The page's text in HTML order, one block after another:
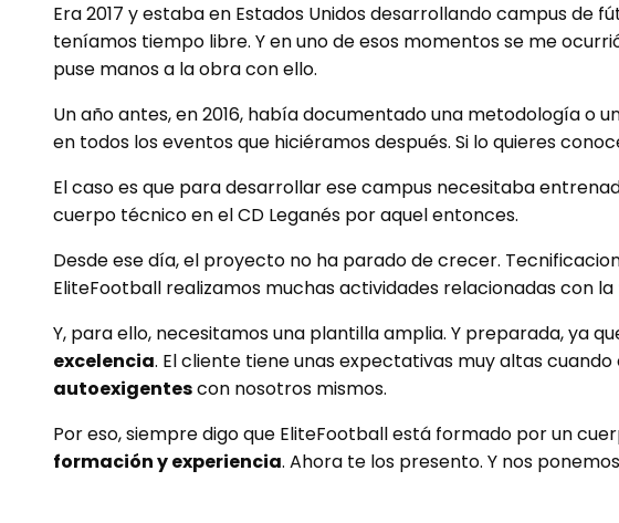
Era 2017 y estaba en Estados Unidos desarrollando campus de
teníamos tiempo libre. Y en uno de esos momentos se me
puse manos a la obra con ello.
Un año antes, en 2016, había documentado una metodología o
en todos los eventos que hiciéramos después. Si lo quieres
El caso es que para desarrollar ese campus necesitaba
cuerpo técnico en el CD Leganés por aquel entonces.
Desde ese día, el proyecto no ha parado de crecer.
EliteFootball realizamos muchas actividades relacionadas con la
Y, para ello, necesitamos una plantilla amplia. Y preparada, ya
excelencia. El cliente tiene unas expectativas muy altas
autoexigentescon nosotros mismos.
Por eso, siempre digo que EliteFootball está formado por un
formación y experiencia. Ahora te los presento. Y nos